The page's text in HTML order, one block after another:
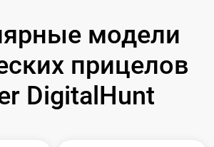
модели
прицелов
DigitalHunt